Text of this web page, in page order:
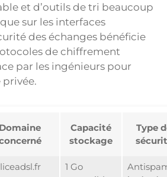
et d’outils de tri beaucoup
sur les interfaces
des échanges bénéficie
de chiffrement
par les ingénieurs pour
Domaine
Capacité
stockage
Type
1 Go